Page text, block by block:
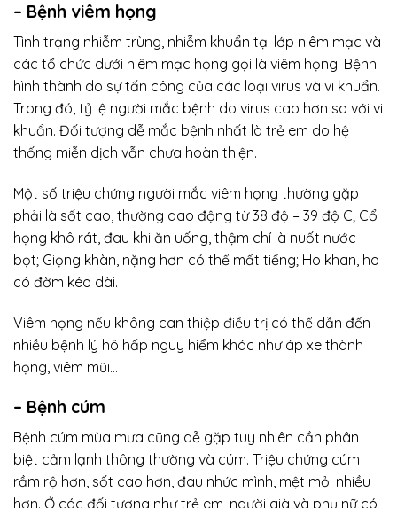
– Bệnh viêm họng
Tình trạng nhiễm trùng, nhiễm khuẩn tại lớp niêm mạc và
các tổ chức dưới niêm mạc họng gọi là viêm họng. Bệnh
hình thành do sự tấn công của các loại virus và vi khuẩn.
Trong đó, tỷ lệ người mắc bệnh do virus cao hơn so với vi
khuẩn. Đối tượng dễ mắc bệnh nhất là trẻ em do hệ
thống miễn dịch vẫn chưa hoàn thiện.
Một số triệu chứng người mắc viêm họng thường gặp
phải là sốt cao, thường dao động từ 38 độ – 39 độ C; Cổ
họng khô rát, đau khi ăn uống, thậm chí là nuốt nước
bọt; Giọng khàn, nặng hơn có thể mất tiếng; Ho khan, ho
có đờm kéo dài.
Viêm họng nếu không can thiệp điều trị có thể dẫn đến
nhiều bệnh lý hô hấp nguy hiểm khác như áp xe thành
họng, viêm mũi…
– Bệnh cúm
Bệnh cúm mùa mưa cũng dễ gặp tuy nhiên cần phân
biệt cảm lạnh thông thường và cúm. Triệu chứng cúm
rầm rộ hơn, sốt cao hơn, đau nhức mình, mệt mỏi nhiều
hơn. Ở các đối tượng như trẻ em, người già và phụ nữ có